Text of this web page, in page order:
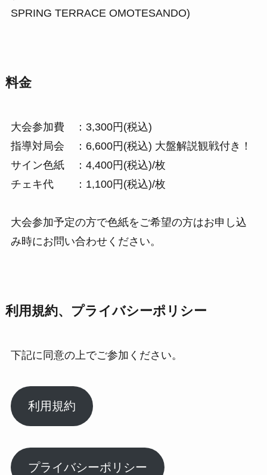
SPRING TERRACE OMOTESANDO)
料金
大会参加費 ：3,300円(税込)
指導対局会 ：6,600円(税込) 大盤解説観戦付き！
サイン色紙 ：4,400円(税込)/枚
チェキ代 ：1,100円(税込)/枚
大会参加予定の方で色紙をご希望の方はお申し込
み時にお問い合わせください。
利用規約、プライバシーポリシー
下記に同意の上でご参加ください。
利用規約
プライバシーポリシー